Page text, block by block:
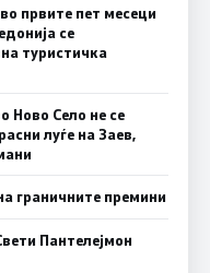
првите пет месеци
се
туристичка
Ново Село не се
луѓе на Заев,
граничните премини
Пантелејмон